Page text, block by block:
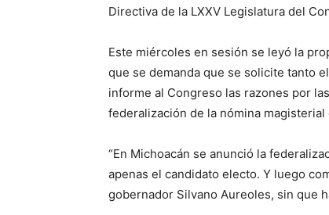
Directiva de la LXXV Legislatura del
Este miércoles en sesión se leyó la
que se demanda que se solicite tanto
informe al Congreso las razones por
federalización de la nómina
“En Michoacán se anunció la
apenas el candidato electo. Y luego
gobernador Silvano Aureoles, sin que